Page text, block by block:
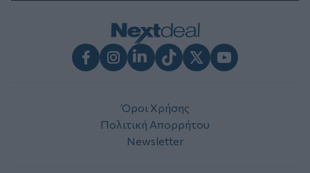
Όροι Χρήσης
Πολιτική Απορρήτου
Newsletter